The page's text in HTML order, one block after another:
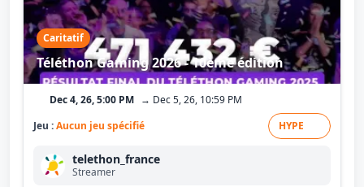
Caritatif
Téléthon Gaming 2026 - 10ème édition
Dec 4, 26, 5:00 PM → Dec 5, 26, 10:59 PM
Jeu :Aucun jeu spécifié HYPE
telethon_france
Streamer